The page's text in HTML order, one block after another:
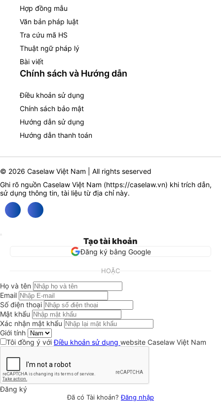
Hợp đồng mẫu
Văn bản pháp luật
Tra cứu mã HS
Thuật ngữ pháp lý
Bài viết
Chính sách và Hướng dẫn
Điều khoản sử dụng
Chính sách bảo mật
Hướng dẫn sử dụng
Hướng dẫn thanh toán
© 2026 Caselaw Việt Nam | All rights seserved
Ghi rõ nguồn Caselaw Việt Nam (https://caselaw.vn) khi trích dẫn,
sử dụng thông tin, tài liệu từ địa chỉ này.
Tạo tài khoản
Đăng ký bằng Google
HOẶC
Họ và tên
Email
Số điện thoại
Mật khẩu
Xác nhận mật khẩu
Giới tính
Tôi đồng ý vớiĐiều khoản sử dụng website Caselaw Việt Nam
Đăng ký
Đã có Tài khoản?Đăng nhập